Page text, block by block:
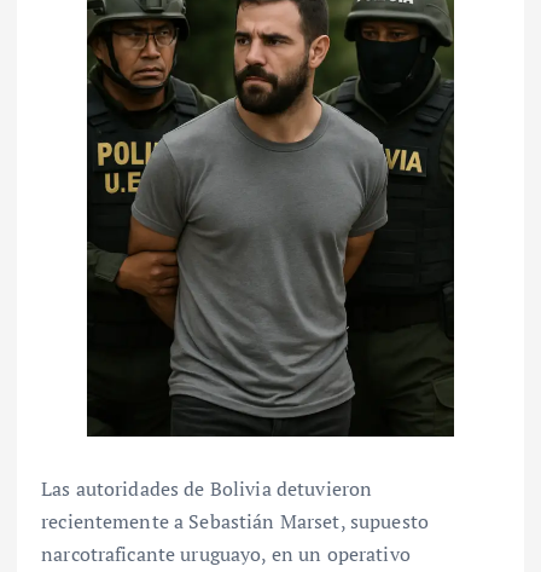
Las autoridades de Bolivia detuvieron
recientemente a Sebastián Marset, supuesto
narcotraficante uruguayo, en un operativo